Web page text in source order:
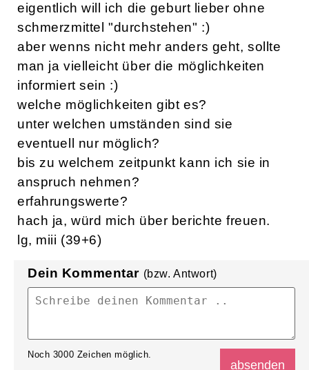
eigentlich will ich die geburt lieber ohne
schmerzmittel "durchstehen" :)
aber wenns nicht mehr anders geht, sollte
man ja vielleicht über die möglichkeiten
informiert sein :)
welche möglichkeiten gibt es?
unter welchen umständen sind sie
eventuell nur möglich?
bis zu welchem zeitpunkt kann ich sie in
anspruch nehmen?
erfahrungswerte?
hach ja, würd mich über berichte freuen.
lg, miii (39+6)
Dein Kommentar (bzw. Antwort)
Noch 3000 Zeichen möglich.